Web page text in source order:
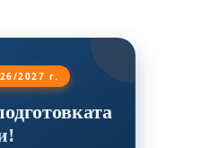
2027 г.